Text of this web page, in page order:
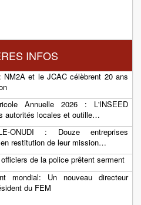
INFOS
NM2A et le JCAC célèbrent 20 ans
Annuelle 2026 : L'INSEED
autorités locales et outille…
ONUDI : Douze entreprises
restitution de leur mission…
de la police prêtent serment
mondial: Un nouveau directeur
du FEM